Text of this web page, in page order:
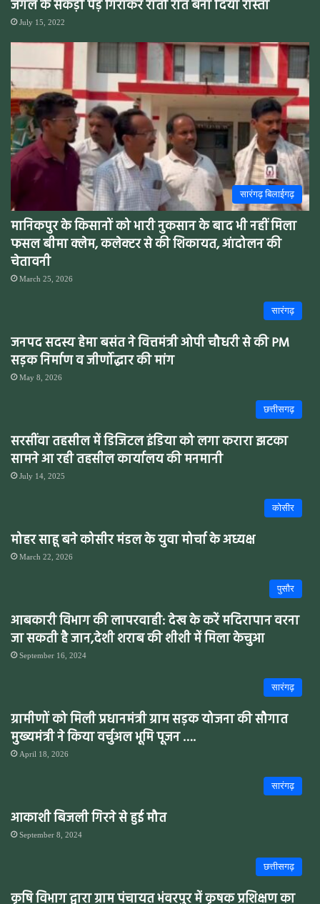
जंगल के सैकड़ों पेड़ गिराकर रातों रात बना दिया रास्ता
July 15, 2022
सारंगढ़ बिलाईगढ़
मानिकपुर के किसानों को भारी नुकसान के बाद भी नहीं मिला
फसल बीमा क्लेम, कलेक्टर से की शिकायत, आंदोलन की
चेतावनी
March 25, 2026
सारंगढ़
जनपद सदस्य हेमा बसंत ने वित्तमंत्री ओपी चौधरी से की PM
सड़क निर्माण व जीर्णोद्धार की मांग
May 8, 2026
छत्तीसगढ़
सरसींवा तहसील में डिजिटल इंडिया को लगा करारा झटका
सामने आ रही तहसील कार्यालय की मनमानी
July 14, 2025
कोसीर
मोहर साहू बने कोसीर मंडल के युवा मोर्चा के अध्यक्ष
March 22, 2026
पुसौर
आबकारी विभाग की लापरवाही: देख के करें मदिरापान वरना
जा सकती है जान,देशी शराब की शीशी में मिला केचुआ
September 16, 2024
सारंगढ़
ग्रामीणों को मिली प्रधानमंत्री ग्राम सड़क योजना की सौगात
मुख्यमंत्री ने किया वर्चुअल भूमि पूजन ….
April 18, 2026
सारंगढ़
आकाशी बिजली गिरने से हुई मौत
September 8, 2024
छत्तीसगढ़
कृषि विभाग द्वारा ग्राम पंचायत भंवरपुर में कृषक प्रशिक्षण का